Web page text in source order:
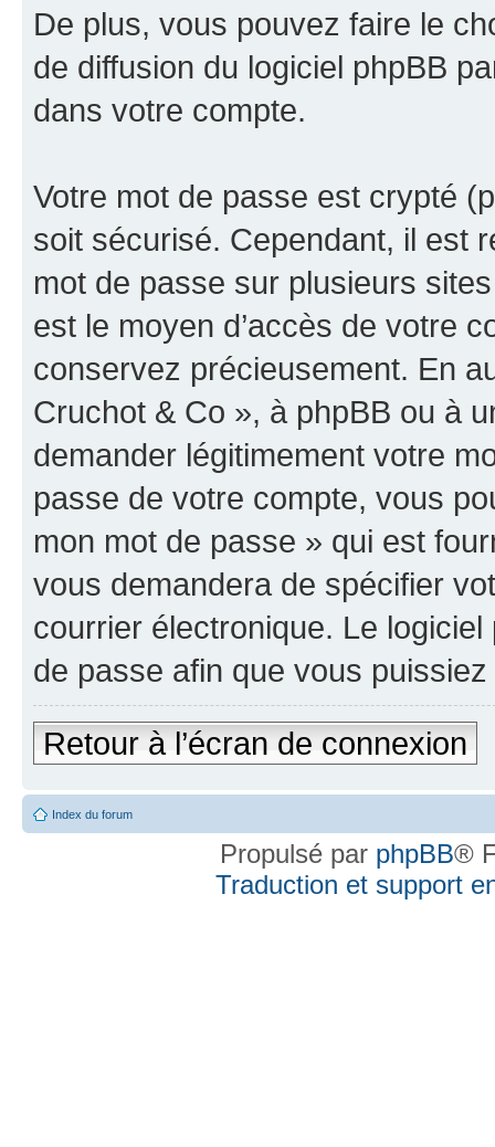
De plus, vous pouvez faire le
de diffusion du logiciel phpBB
dans votre compte.
Votre mot de passe est crypté
soit sécurisé. Cependant, il est
mot de passe sur plusieurs
est le moyen d’accès de votre
conservez précieusement. En
Cruchot & Co », à phpBB ou à
demander légitimement votre
passe de votre compte, vous
mon mot de passe » qui est
vous demandera de spécifier
courrier électronique. Le
de passe afin que vous
Retour à l’écran de connexion
Index du forum
Propulsé par phpBB®
Traduction et support